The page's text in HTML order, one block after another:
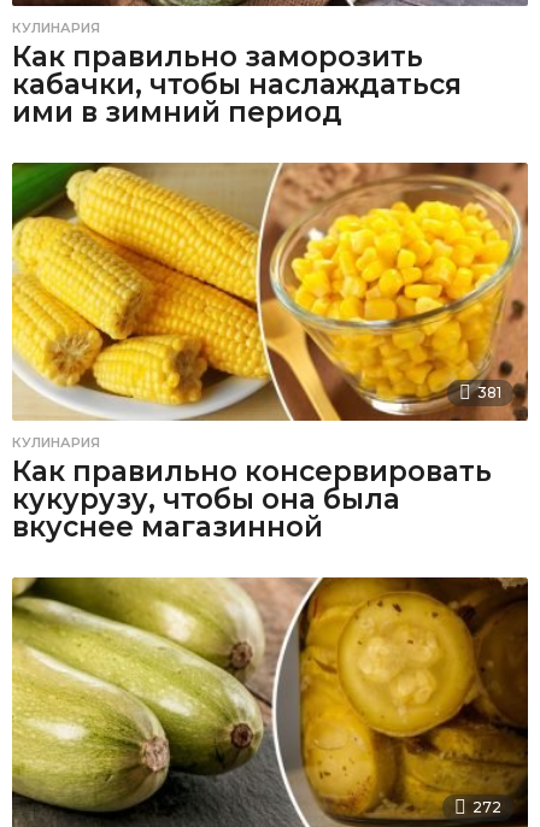
КУЛИНАРИЯ
Как правильно заморозить
кабачки, чтобы наслаждаться
ими в зимний период
381
КУЛИНАРИЯ
Как правильно консервировать
кукурузу, чтобы она была
вкуснее магазинной
272